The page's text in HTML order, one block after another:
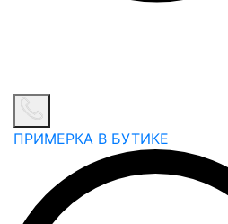
ПРИМЕРКА В БУТИКЕ